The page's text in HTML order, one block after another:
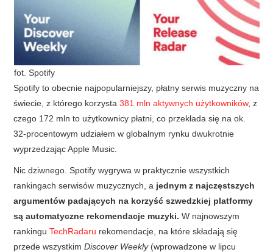
fot. Spotify
Spotify to obecnie najpopularniejszy, płatny serwis muzyczny na
świecie, z którego korzysta381 mln aktywnych użytkowników, z
czego 172 mln to użytkownicy płatni, co przekłada się na ok.
32-procentowym udziałem w globalnym rynku dwukrotnie
wyprzedzając Apple Music.
Nic dziwnego. Spotify wygrywa w praktycznie wszystkich
rankingach serwisów muzycznych, a jednym z najczęstszych
argumentów padających na korzyść szwedzkiej platformy
są automatyczne rekomendacje muzyki.W najnowszym
rankinguTechRadaru rekomendacje, na które składają się
przede wszystkimDiscover Weekly(wprowadzone w lipcu